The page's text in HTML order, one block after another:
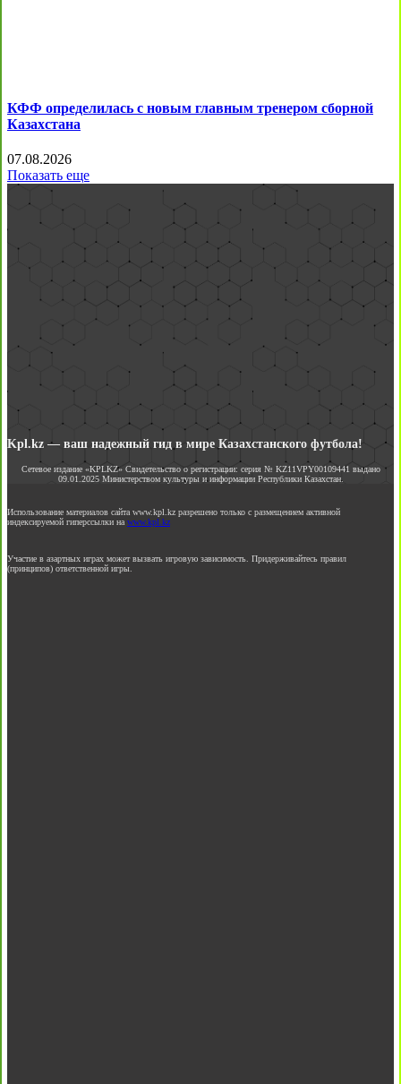
КФФ определилась с новым главным тренером сборной
Казахстана
07.08.2026
Показать еще
Kpl.kz — ваш надежный гид в мире Казахстанского футбола!
Сетевое издание «KPLKZ» Свидетельство о регистрации: серия № KZ11VPY00109441 выдано
09.01.2025 Министерством культуры и информации Республики Казахстан.
Использование материалов сайта www.kpl.kz разрешено только с размещением активной
индексируемой гиперссылки на www.kpl.kz
Участие в азартных играх может вызвать игровую зависимость. Придерживайтесь правил
(принципов) ответственной игры.